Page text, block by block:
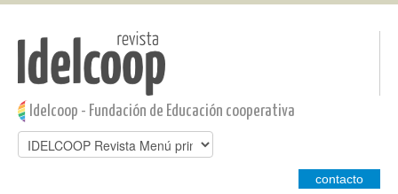
Pasar al contenido principal
Jump to main content
Idelcoop - Fundación de Educación cooperativa
contacto